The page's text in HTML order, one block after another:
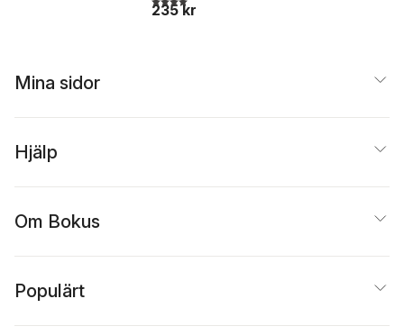
235 kr
Mina sidor
Hjälp
Om Bokus
Populärt